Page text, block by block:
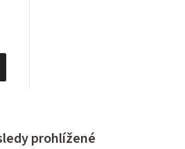
prohlížené